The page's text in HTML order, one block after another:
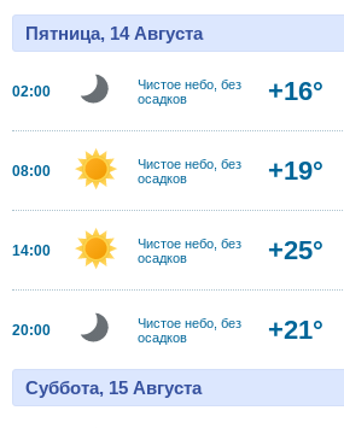
Пятница, 14 Августа
02:00
Чистое небо, без
осадков
+16°
08:00
Чистое небо, без
осадков
+19°
14:00
Чистое небо, без
осадков
+25°
20:00
Чистое небо, без
осадков
+21°
Суббота, 15 Августа